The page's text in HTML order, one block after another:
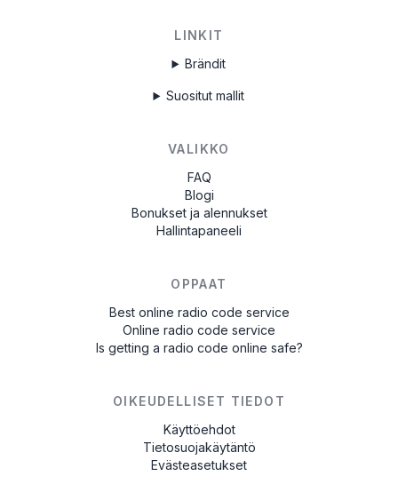
LINKIT
Brändit
Suositut mallit
VALIKKO
FAQ
Blogi
Bonukset ja alennukset
Hallintapaneeli
OPPAAT
Best online radio code service
Online radio code service
Is getting a radio code online safe?
OIKEUDELLISET TIEDOT
Käyttöehdot
Tietosuojakäytäntö
Evästeasetukset